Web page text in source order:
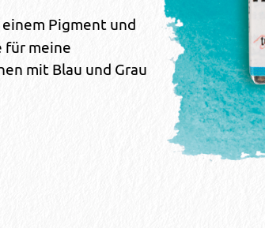
Pigment und
für meine
mit Blau und Grau